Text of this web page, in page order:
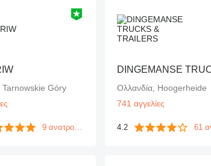
Tarnowskie Góry
9 ανατροφοδοτήσεις
Ολλανδία, Hoogerheide
741 αγγελίες
4.2